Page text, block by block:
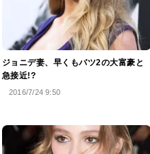
ジョニデ妻、早くもバツ2の大富豪と
急接近!?
2016/7/24 9:50